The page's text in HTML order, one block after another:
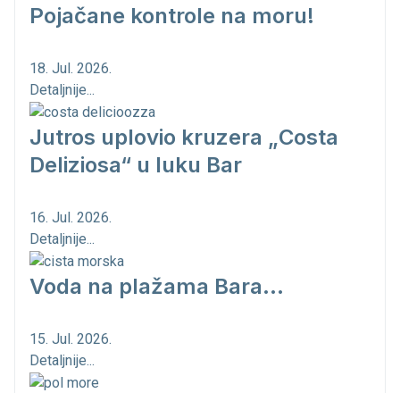
Pojačane kontrole na moru!
18. Jul. 2026.
Detaljnije...
Jutros uplovio kruzera „Costa
Deliziosa“ u luku Bar
16. Jul. 2026.
Detaljnije...
Voda na plažama Bara...
15. Jul. 2026.
Detaljnije...